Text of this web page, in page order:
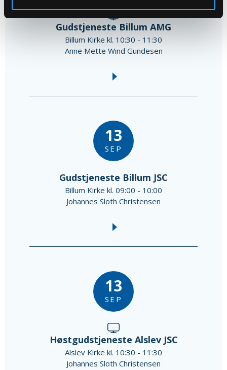
Gudstjeneste Billum AMG
Billum Kirke kl. 10:30 - 11:30
Anne Mette Wind Gundesen
13
SEP
Gudstjeneste Billum JSC
Billum Kirke kl. 09:00 - 10:00
Johannes Sloth Christensen
13
SEP
Høstgudstjeneste Alslev JSC
Alslev Kirke kl. 10:30 - 11:30
Johannes Sloth Christensen